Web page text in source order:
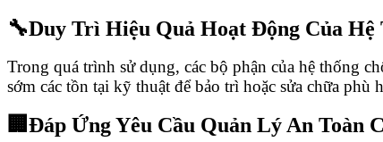
🔧Duy Trì Hiệu Quả Hoạt Động Của Hệ
Trong quá trình sử dụng, các bộ phận của hệ thống
sớm các tồn tại kỹ thuật để bảo trì hoặc sửa chữa phù
🏢Đáp Ứng Yêu Cầu Quản Lý An Toàn